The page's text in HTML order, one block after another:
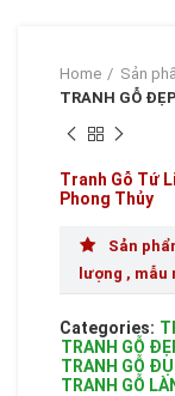
Home Sản
TRANH GỖ
Tranh Gỗ Tứ
Phong Thủy
Sản
lượng , mẫu
Categories:
TRANH GỖ
TRANH GỖ
TRANH GỖ